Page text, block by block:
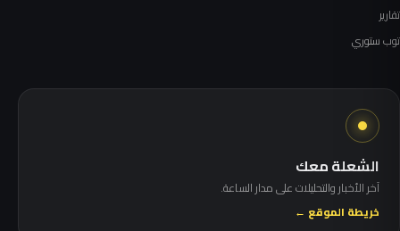
تقارير
توب ستوري
الشعلة معك
آخر الأخبار والتحليلات على مدار الساعة.
خريطة الموقع ←